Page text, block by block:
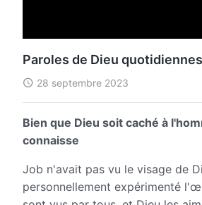
Paroles de Dieu
28 septembre 2023
Bien que Dieu soit caché à
connaisse
Job n'avait pas vu le visage de
personnellement expérimenté